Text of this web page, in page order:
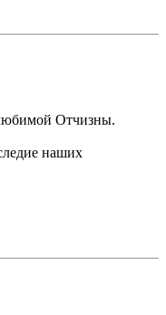
Отчизны.
наших